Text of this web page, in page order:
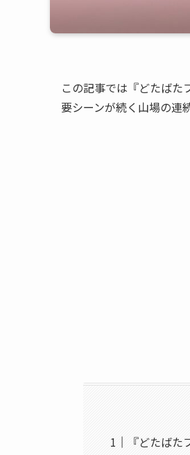
この記事では『どたばた
要シーンが続く山場の連
『どたば